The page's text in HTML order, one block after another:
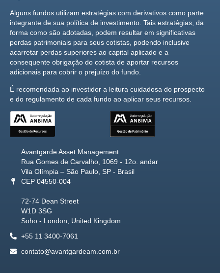
Alguns fundos utilizam estratégias com derivativos como parte
integrante de sua política de investimento. Tais estratégias, da
forma como são adotadas, podem resultar em significativas
perdas patrimoniais para seus cotistas, podendo inclusive
acarretar perdas superiores ao capital aplicado e a
consequente obrigação do cotista de aportar recursos
adicionais para cobrir o prejuízo do fundo.
É recomendada ao investidor a leitura cuidadosa do prospecto
e do regulamento de cada fundo ao aplicar seus recursos.
Avantgarde Asset Management
Rua Gomes de Carvalho, 1069 - 12o. andar
Vila Olímpia – São Paulo, SP - Brasil
CEP 04550-004
72-74 Dean Street
W1D 3SG
Soho - London, United Kingdom
+55 11 3400-7061
contato@avantgardeam.com.br